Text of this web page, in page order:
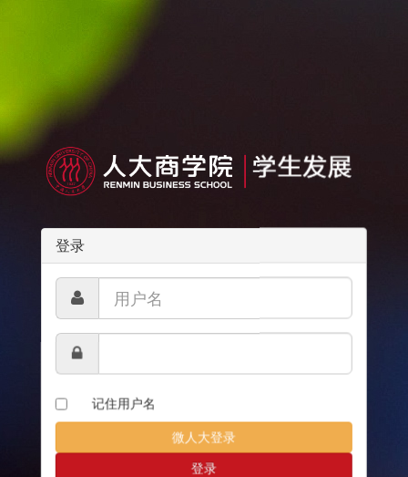
登录
记住用户名
微人大登录
登录